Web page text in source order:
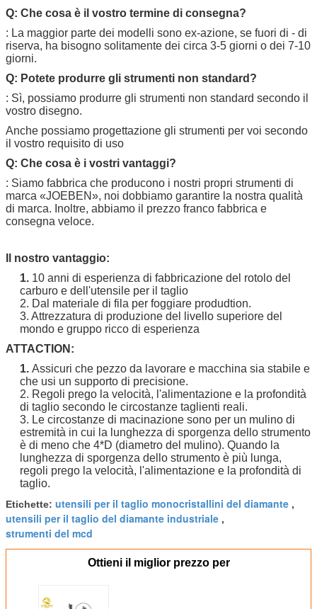
Q: Che cosa è il vostro termine di consegna?
: La maggior parte dei modelli sono ex-azione, se fuori di - di
riserva, ha bisogno solitamente dei circa 3-5 giorni o dei 7-10
giorni.
Q: Potete produrre gli strumenti non standard?
: Sì, possiamo produrre gli strumenti non standard secondo il
vostro disegno.
Anche possiamo progettazione gli strumenti per voi secondo
il vostro requisito di uso
Q: Che cosa è i vostri vantaggi?
: Siamo fabbrica che producono i nostri propri strumenti di
marca «JOEBEN», noi dobbiamo garantire la nostra qualità
di marca. Inoltre, abbiamo il prezzo franco fabbrica e
consegna veloce.
Il nostro vantaggio:
1. 10 anni di esperienza di fabbricazione del rotolo del
carburo e dell'utensile per il taglio
2. Dal materiale di fila per foggiare produdtion.
3. Attrezzatura di produzione del livello superiore del
mondo e gruppo ricco di esperienza
ATTACTION:
1. Assicuri che pezzo da lavorare e macchina sia stabile e
che usi un supporto di precisione.
2. Regoli prego la velocità, l'alimentazione e la profondità
di taglio secondo le circostanze taglienti reali.
3. Le circostanze di macinazione sono per un mulino di
estremità in cui la lunghezza di sporgenza dello strumento
è di meno che 4*D (diametro del mulino). Quando la
lunghezza di sporgenza dello strumento è più lunga,
regoli prego la velocità, l'alimentazione e la profondità di
taglio.
Etichette: utensili per il taglio monocristallini del diamante ,
utensili per il taglio del diamante industriale ,
strumenti del mcd
Ottieni il miglior prezzo per